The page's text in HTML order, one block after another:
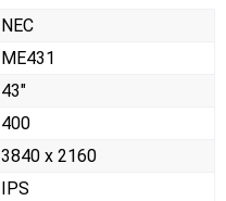
NEC
ME431
43"
400
3840 x 2160
IPS